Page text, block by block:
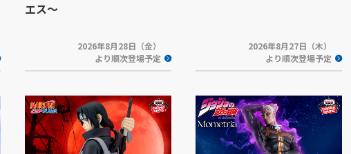
エス～
2026年8月28日（金）
より順次登場予定
2026年8月27日（木）
より順次登場予定